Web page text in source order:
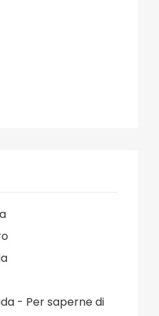
- Per saperne di